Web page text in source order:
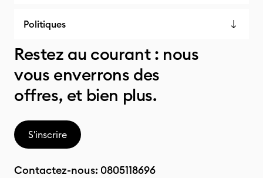
Politiques
Restez au courant : nous
vous enverrons des
offres, et bien plus.
S'inscrire
Contactez-nous: 0805118696